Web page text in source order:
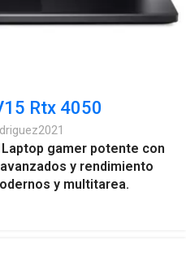
Rtx 4050
gamer potente con
y rendimiento
y multitarea.